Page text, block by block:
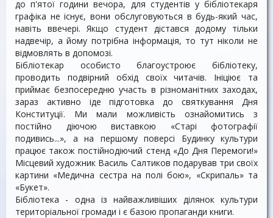
до п'ятої години вечора, для студентів у бібліотекаря
графіка не існує, вони обслуговуються в будь-який час,
навіть ввечері. Якщо студент дістався додому тільки
надвечір, а йому потрібна інформація, то тут ніколи не
відмовлять в допомозі.
Бібліотекар особисто благоустроює бібліотеку,
проводить подвірний обхід своїх читачів. Ініціює та
приймає безпосередню участь в різноманітних заходах,
зараз активно іде підготовка до святкування Дня
Конституції. Ми мали можливість ознайомитись з
постійно діючою виставкою «Старі фотографії
подивись...», а на першому поверсі Будинку культури
працює також постійнодіючий стенд «До Дня Перемоги!»
Місцевий художник Василь Салтиков подарував три своїх
картини «Медична сестра на полі бою», «Скрипаль» та
«Букет».
Бібліотека - одна із найважливіших ділянок культури
територіальної громади і є базою пропаганди книги.